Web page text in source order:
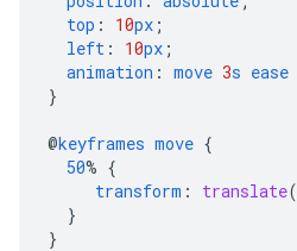
top : 10px ;
left : 10px ;
animation : move 3s ease
}
@keyframes move {
50% {
transform : translate(
}
}